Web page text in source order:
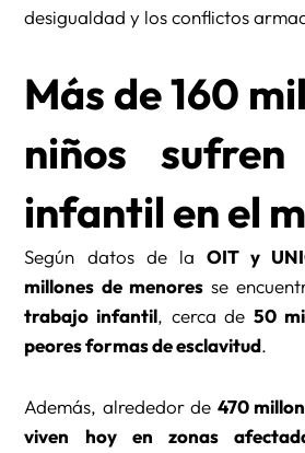
desigualdad y los conflictos
Más de 160
niños
infantil en el
Según datos de la OIT y
millones de menoresse
trabajo infantil, cerca de50
peores formas de esclavitud.
Además, alrededor de 470
viven hoy en zonas